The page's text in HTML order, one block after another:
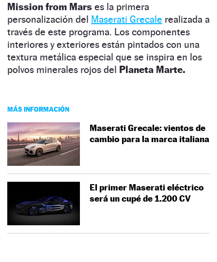
Mission from Mars es la primera
personalización del Maserati Grecale realizada a
través de este programa. Los componentes
interiores y exteriores están pintados con una
textura metálica especial que se inspira en los
polvos minerales rojos del Planeta Marte.
MÁS INFORMACIÓN
Maserati Grecale: vientos de
cambio para la marca italiana
El primer Maserati eléctrico
será un cupé de 1.200 CV